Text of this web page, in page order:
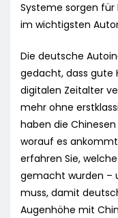
Systeme sorgen
im wichtigsten
Die deutsche
gedacht, dass gute
digitalen Zeitalter
mehr ohne
haben die
worauf es
erfahren Sie,
gemacht wurden –
muss, damit
Augenhöhe mit